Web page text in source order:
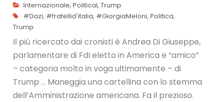
Internazionale,Political,Trump
#Dazi, #fratellid'italia, #GiorgiaMeloni,Politica,
Trump
Il più ricercato dai cronisti è Andrea Di Giuseppe,
parlamentare di FdI eletto in America e “amico”
– categoria molto in voga ultimamente – di
Trump … Maneggia una cartellina con lo stemma
dell’Amministrazione americana. Fa il prezioso.